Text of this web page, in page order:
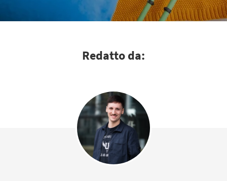
Redatto da: